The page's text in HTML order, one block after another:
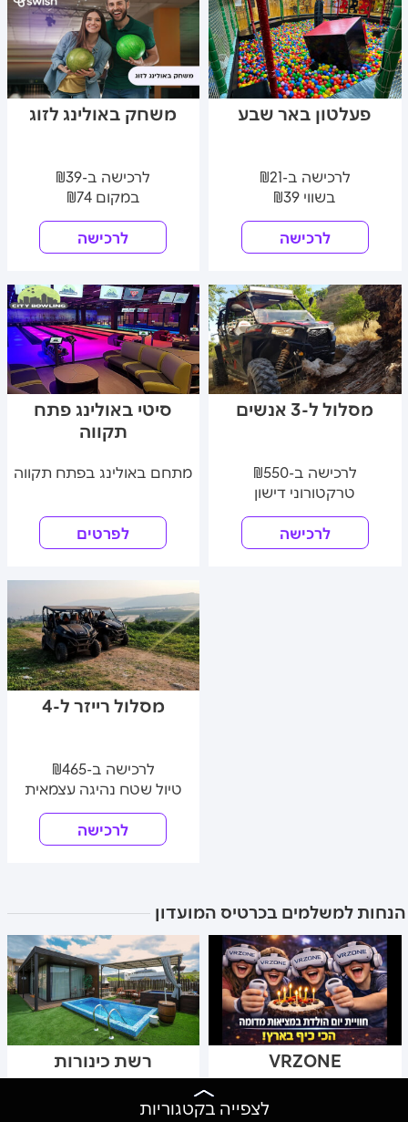
משחק באולינג לזוג
לרכישה ב-₪39
במקום ₪74
לרכישה
פעלטון באר שבע
לרכישה ב-₪21
בשווי ₪39
לרכישה
סיטי באולינג פתח
תקווה
מתחם באולינג בפתח תקווה
לפרטים
מסלול ל-3 אנשים
לרכישה ב-₪550
טרקטורוני דישון
לרכישה
מסלול רייזר ל-4
לרכישה ב-₪465
טיול שטח נהיגה עצמאית
לרכישה
הנחות למשלמים בכרטיס המועדון
רשת כינורות VRZONE
לצפייה בקטגוריות